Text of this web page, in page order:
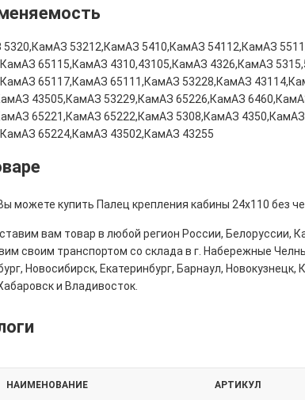
5320,КамАЗ 53212,КамАЗ 5410,КамАЗ 54112,КамАЗ
65115,КамАЗ 4310,43105,КамАЗ 4326,КамАЗ
65117,КамАЗ 65111,КамАЗ 53228,КамАЗ
43505,КамАЗ 53229,КамАЗ 65226,КамАЗ
65221,КамАЗ 65222,КамАЗ 5308,КамАЗ
65224,КамАЗ 43502,КамАЗ 43255
можете купить Палец крепления кабины 24х110 без
вам товар в любой регион России, Белоруссии,
своим транспортом со склада в г. Набережные
Новосибирск, Екатеринбург, Барнаул,
и Владивосток.
НАИМЕНОВАНИЕ АРТИКУЛ